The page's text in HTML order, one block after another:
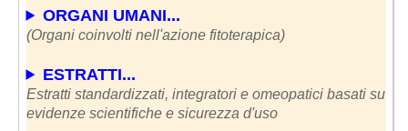
ORGANI UMANI...
(Organi coinvolti nell'azione fitoterapica)
ESTRATTI...
Estratti standardizzati, integratori e omeopatici basati su
evidenze scientifiche e sicurezza d'uso